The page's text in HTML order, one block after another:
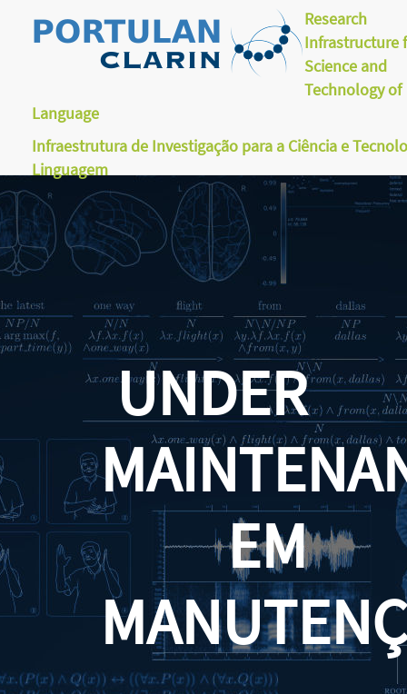
Research
Infrastructure
Science and
Technology of
Language
Infraestrutura de Investigação para a Ciência e
Linguagem
UNDER
EM